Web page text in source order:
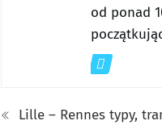
od ponad
Lille – Rennes typy,